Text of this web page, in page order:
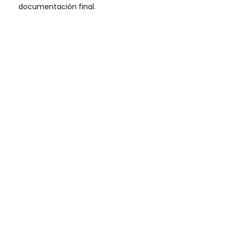
documentación final.